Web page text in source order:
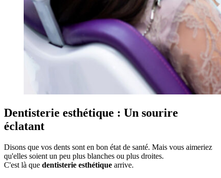
Dentisterie esthétique : Un sourire
éclatant
Disons que vos dents sont en bon état de santé. Mais vous aimeriez
qu'elles soient un peu plus blanches ou plus droites.
C'est là que dentisterie esthétique arrive.